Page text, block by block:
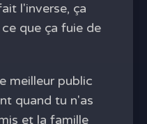
l'inverse, ça
que ça fuie de
meilleur public
quand tu n'as
et la famille